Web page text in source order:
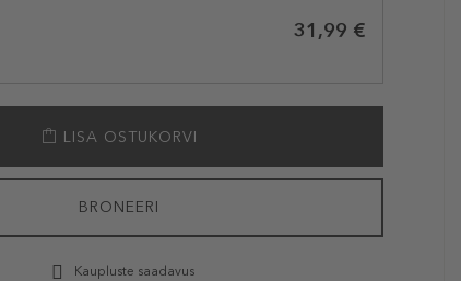
31,99 €
LISA OSTUKORVI
BRONEERI
Kaupluste saadavus